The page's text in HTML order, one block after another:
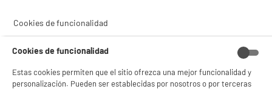
★★★★★
★★★★★
4,26
SERVICIO POST VENTA ATENCIÓN AL CLIENTE
PREGUNTAS /
RESPUESTAS
Cookies de funcionalidad
Cookies de funcionalidad
Estas cookies permiten que el sitio ofrezca una mejor funcionalidad y
personalización. Pueden ser establecidas por nosotros o por terceras